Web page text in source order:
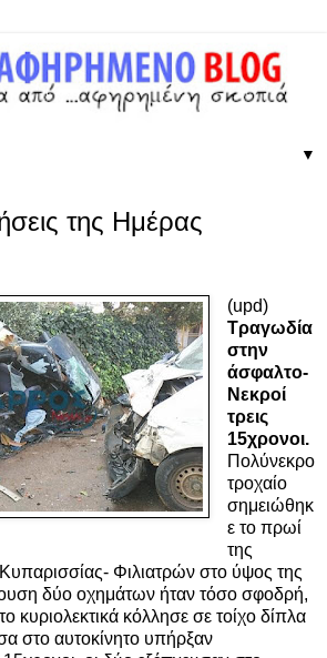
▼
της Ημέρας
(upd)
Τραγωδία
στην
άσφαλτο-
Νεκροί
τρεις
15χρονοι.
Πολύνεκρο
τροχαίο
σημειώθηκ
ε το πρωί
της
Φιλιατρών στο ύψος της
δύο οχημάτων ήταν τόσο σφοδρή,
κυριολεκτικά κόλλησε σε τοίχο δίπλα
στο αυτοκίνητο υπήρξαν